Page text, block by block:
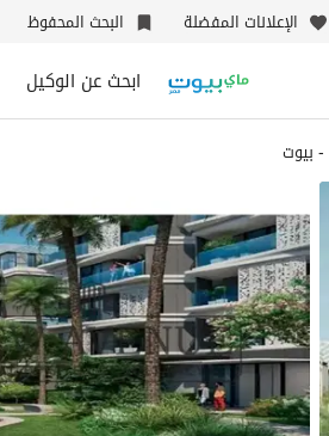
الإعلانات المفضلة البحث المحفوظ
ابحث عن الوكيل